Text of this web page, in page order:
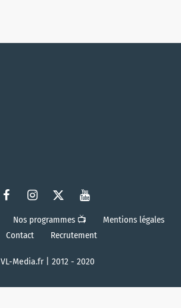
Nos programmes 📺
Mentions légales
Contact
Recrutement
VL-Media.fr | 2012 - 2020